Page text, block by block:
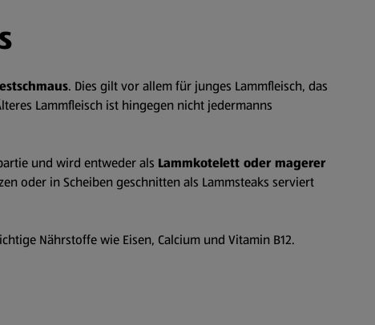
. Dies gilt vor allem für junges Lammfleisch, das
Lammfleisch ist hingegen nicht jedermanns
und wird entweder als Lammkotelett oder magerer
oder in Scheiben geschnitten als Lammsteaks serviert
Nährstoffe wie Eisen, Calcium und Vitamin B12.